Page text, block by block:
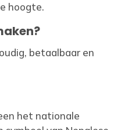
hoogte.
betaalbaar en
het nationale